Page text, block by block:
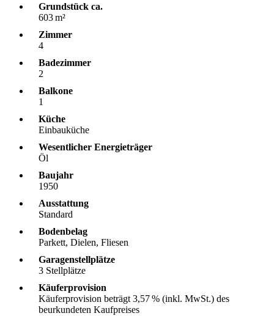
Grund­stück ca.
603 m²
Zimmer
4
Badezimmer
2
Balkone
1
Küche
Einbauküche
Wesentlicher Energieträger
Öl
Baujahr
1950
Ausstattung
Standard
Bodenbelag
Parkett, Dielen, Fliesen
Garagen­stellplätze
3 Stellplätze
Käufer­provision
Käuferprovision beträgt 3,57 % (inkl. MwSt.) des
beurkundeten Kaufpreises